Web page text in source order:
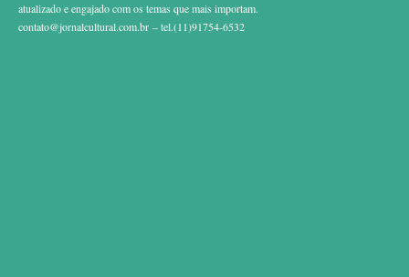
atualizado e engajado com os temas que mais importam.
contato@jornalcultural.com.br – tel.(11)91754-6532